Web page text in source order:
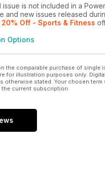
issue is not included in a
and new issues released
20% Off - Sports & Fitness
Options
the comparable purchase of
for illustration purposes only.
otherwise stated. Your chosen
current subscription.